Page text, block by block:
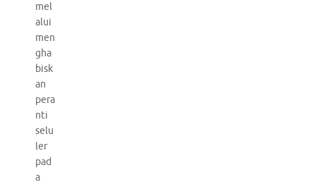
mel
alui
men
gha
bisk
an
pera
nti
selu
ler
pad
a